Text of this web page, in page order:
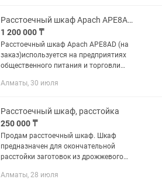
в...
Расстоечный шкаф Apach APE8AD(заказ)используется на предприятиях общепита
1 200 000 ₸
Расстоечный шкаф Apach APE8AD (на
заказ)используется на предприятиях
общественного питания и торговли
процессе которой тесто увеличивается
Алматы, 30 июля
Расстоечный шкаф, расстойка
250 000 ₸
Продам расстоечный шкаф. Шкаф
предназначен для окончательной
расстойки заготовок из дрожжевого
противней. Габариты (Ш.Г.В): 9869175
Алматы, 28 июля